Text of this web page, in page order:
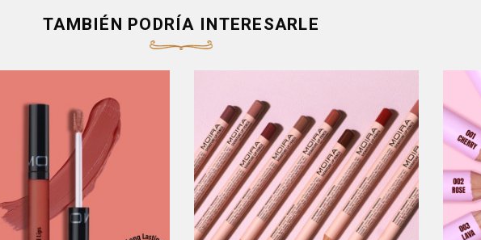
TAMBIÉN PODRÍA INTERESARLE